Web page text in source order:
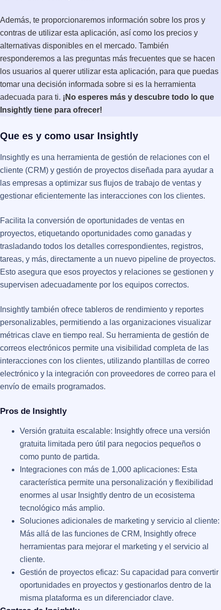
Además, te proporcionaremos información sobre los pros y
contras de utilizar esta aplicación, así como los precios y
alternativas disponibles en el mercado. También
responderemos a las preguntas más frecuentes que se hacen
los usuarios al querer utilizar esta aplicación, para que puedas
tomar una decisión informada sobre si es la herramienta
adecuada para ti. ¡No esperes más y descubre todo lo que
Insightly tiene para ofrecer!
Que es y como usar Insightly
Insightly es una herramienta de gestión de relaciones con el
cliente (CRM) y gestión de proyectos diseñada para ayudar a
las empresas a optimizar sus flujos de trabajo de ventas y
gestionar eficientemente las interacciones con los clientes.
Facilita la conversión de oportunidades de ventas en
proyectos, etiquetando oportunidades como ganadas y
trasladando todos los detalles correspondientes, registros,
tareas, y más, directamente a un nuevo pipeline de proyectos.
Esto asegura que esos proyectos y relaciones se gestionen y
supervisen adecuadamente por los equipos correctos.
Insightly también ofrece tableros de rendimiento y reportes
personalizables, permitiendo a las organizaciones visualizar
métricas clave en tiempo real. Su herramienta de gestión de
correos electrónicos permite una visibilidad completa de las
interacciones con los clientes, utilizando plantillas de correo
electrónico y la integración con proveedores de correo para el
envío de emails programados​​.
Pros de Insightly
Versión gratuita escalable: Insightly ofrece una versión
gratuita limitada pero útil para negocios pequeños o
como punto de partida.
Integraciones con más de 1,000 aplicaciones: Esta
característica permite una personalización y flexibilidad
enormes al usar Insightly dentro de un ecosistema
tecnológico más amplio.
Soluciones adicionales de marketing y servicio al cliente:
Más allá de las funciones de CRM, Insightly ofrece
herramientas para mejorar el marketing y el servicio al
cliente.
Gestión de proyectos eficaz: Su capacidad para convertir
oportunidades en proyectos y gestionarlos dentro de la
misma plataforma es un diferenciador clave​​.